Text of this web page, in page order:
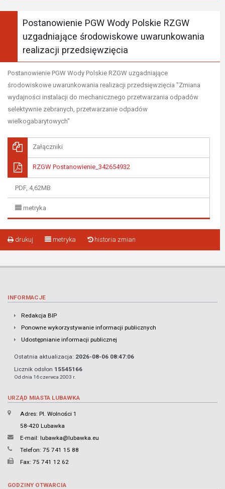
Postanowienie PGW Wody Polskie RZGW
uzgadniające środowiskowe uwarunkowania
realizacji przedsięwzięcia
Postanowienie PGW Wody Polskie RZGW uzgadniające
środowiskowe uwarunkowania realizacji przedsięwzięcia "Zmiana
wydajności instalacji do mechanicznego przetwarzania odpadów
selektywnie zebranych, przetwarzanie odpadów
wielkogabarytowych"
Załączniki
RZGW Postanowienie_342654932
PDF, 4,62MB
metryka
drukuj metryka historia zmian
INFORMACJE
Redakcja BIP
Ponowne wykorzystywanie informacji publicznych
Udostępnianie informacji publicznej
Ostatnia aktualizacja: 2026-08-06 08:47:06
Licznik odsłon 15545166
Od dnia 16 czerwca 2003 r.
URZĄD MIASTA LUBAWKA
Adres: Pl. Wolności 1
58-420 Lubawka
E-mail: lubawka@lubawka.eu
Telefon: 75 741 15 88
Fax: 75 741 12 62
GODZINY OTWARCIA